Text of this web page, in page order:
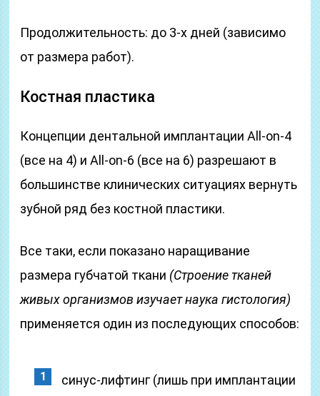
Продолжительность: до 3-х дней (зависимо
от размера работ).
Костная пластика
Концепции дентальной имплантации All-on-4
(все на 4) и All-on-6 (все на 6) разрешают в
большинстве клинических ситуациях вернуть
зубной ряд без костной пластики.
Все таки, если показано наращивание
размера губчатой ткани (Строение тканей
живых организмов изучает наука гистология)
применяется один из последующих способов:
синус-лифтинг (лишь при имплантации